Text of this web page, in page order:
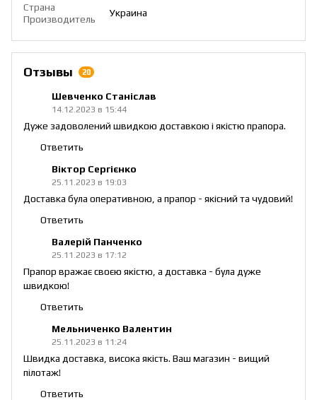
Страна
Производитель
Украина
Отзывы 20
Шевченко Станіслав
14.12.2023 в 15:44
Дуже задоволений швидкою доставкою і якістю прапора.
Ответить
Віктор Сергієнко
25.11.2023 в 19:03
Доставка була оперативною, а прапор - якісний та чудовий!
Ответить
Валерій Панченко
25.11.2023 в 17:12
Прапор вражає своєю якістю, а доставка - була дуже
швидкою!
Ответить
Мельниченко Валентин
25.11.2023 в 11:24
Швидка доставка, висока якість. Ваш магазин - вищий
пілотаж!
Ответить